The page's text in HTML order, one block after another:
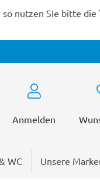
nutzen SIe bitte die
Anmelden
WC Unsere